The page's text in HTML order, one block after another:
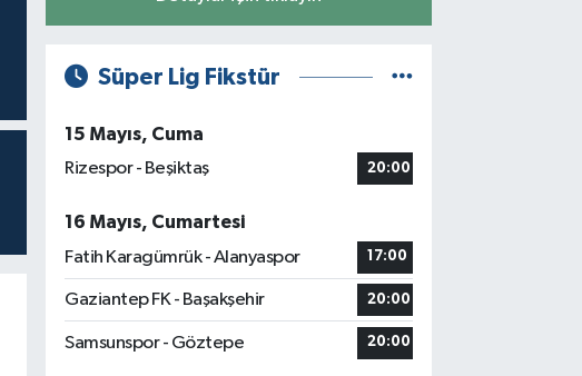
Süper Lig Fikstür
15 Mayıs, Cuma
Rizespor - Beşiktaş
20:00
16 Mayıs, Cumartesi
Fatih Karagümrük - Alanyaspor
17:00
Gaziantep FK - Başakşehir 20:00
Samsunspor - Göztepe 20:00